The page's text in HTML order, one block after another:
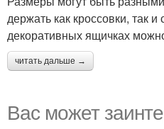
держать как кроссовки, так
декоративных ящичках
читать дальше →
Вас может